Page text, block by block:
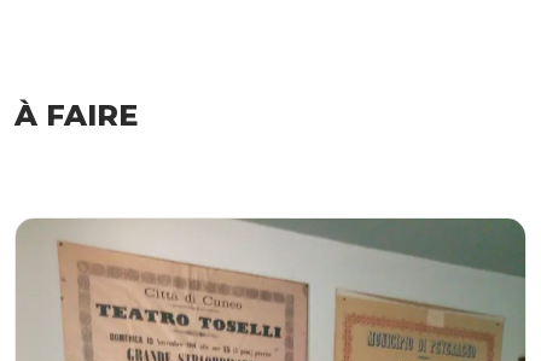
À FAIRE